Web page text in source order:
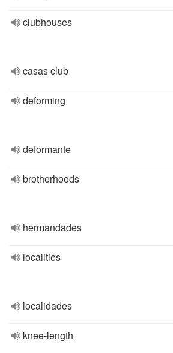
clubhouses
casas club
deforming
deformante
brotherhoods
hermandades
localities
localidades
knee-length